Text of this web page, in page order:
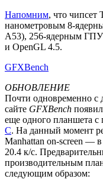
Напомним, что чипсет
нанометровым 8-
A53), 256-ядерным
и OpenGL 4.5.
GFXBench
ОБНОВЛЕНИЕ
Почти одновременно с
сайте GFXBench
еще одного планшета
C. На данный момент
Manhattan on-screen —
20.4 к/с.
производительным
следующим образом: